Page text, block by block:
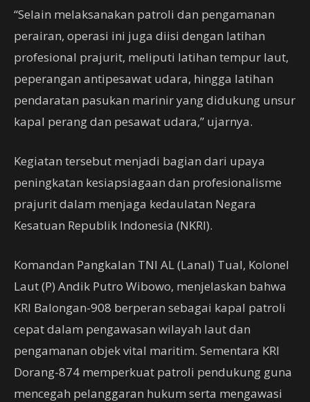
“Selain melaksanakan patroli dan pengamanan
perairan, operasi ini juga diisi dengan latihan
profesional prajurit, meliputi latihan tempur laut,
peperangan antipesawat udara, hingga latihan
pendaratan pasukan marinir yang didukung unsur
kapal perang dan pesawat udara,” ujarnya.
Kegiatan tersebut menjadi bagian dari upaya
peningkatan kesiapsiagaan dan profesionalisme
prajurit dalam menjaga kedaulatan Negara
Kesatuan Republik Indonesia (NKRI).
Komandan Pangkalan TNI AL (Lanal) Tual, Kolonel
Laut (P) Andik Putro Wibowo, menjelaskan bahwa
KRI Balongan-908 berperan sebagai kapal patroli
cepat dalam pengawasan wilayah laut dan
pengamanan objek vital maritim. Sementara KRI
Dorang-874 memperkuat patroli pendukung guna
mencegah pelanggaran hukum serta mengawasi